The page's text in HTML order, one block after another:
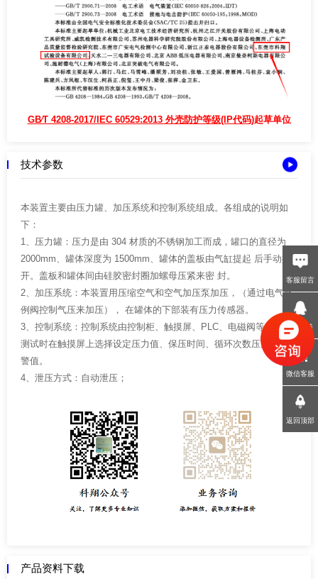
GB∕T 4208-2017/IEC 60529:2013 外壳防护等级(IP代码)起草单位
技术参数
本装置主要由压力罐、加压系统和控制系统组成。各组成的说明如
下：
1、压力罐：压力是由 304 材质的不锈钢加工而成，罐口的直径为
2000mm、罐体深度为 1500mm、罐体的盖板由气缸提起 后手动推
开。盖板和罐体间由硅胶密封圈加螺母压紧来密 封。
2、加压系统：本装置用压缩空气和空气加压泵加压，（通过电气比
例阀控制气压来加压）， 在罐体的下部装有压力传感器。
3、控制系统：控制系统由控制柜、触摸屏、PLC、电磁阀等组 成。
测试时在触摸屏上选择设定压力值、保压时间、循环次数压力超限报
警值。
4、泄压方式：自动泄压；
产品资料下载
客服留言
QQ交谈
微信客服
返回顶部